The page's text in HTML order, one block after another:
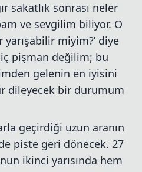
sakatlık sonrası neler
ve sevgilim biliyor. O
miyim?’ diye
pişman değilim; bu
gelenin en iyisini
dileyecek bir durumum
geçirdiği uzun aranın
piste geri dönecek. 27
ikinci yarısında hem